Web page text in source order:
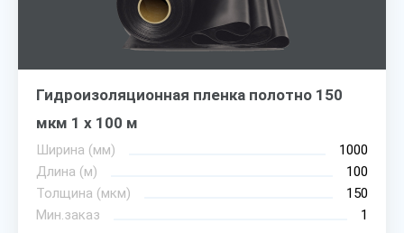
Гидроизоляционная пленка полотно 150
мкм 1 х 100 м
Ширина (мм)
1000
Длина (м)
100
Толщина (мкм)
150
Мин.заказ
1